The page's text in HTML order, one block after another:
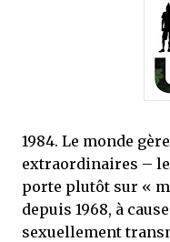
mettre sous tous les yeux. C'est
1984. Le monde
extraordinaires –
porte plutôt sur «
depuis 1968, à
sexuellement